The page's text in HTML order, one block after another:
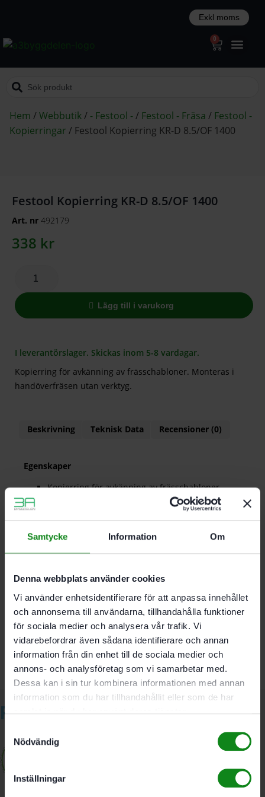
Samtycke Information Om
Denna webbplats använder cookies
Vi använder enhetsidentifierare för att anpassa innehållet
och annonserna till användarna, tillhandahålla funktioner
för sociala medier och analysera vår trafik. Vi
vidarebefordrar även sådana identifierare och annan
information från din enhet till de sociala medier och
annons- och analysföretag som vi samarbetar med.
Dessa kan i sin tur kombinera informationen med annan
information som du har tillhandahållit eller som de har
Nödvändig
Inställningar
0
Hem /Webbutik/ - Festool -/ Festool - Fräsa / Festool -
Kopierringar / Festool Kopierring KR-D 8.5/OF 1400
Festool Kopierring KR-D 8.5/OF 1400
Art. nr 492179
338 kr
Lägg till i varukorg
I leverantörslager. Skickas inom 5-8 vardagar.
Kopierring för avkänning av frässchabloner. Monteras i
handöverfräsen utan verktyg.
Beskrivning Teknisk Data Recensioner (0)
Egenskaper
Kopierring för avkänning av frässchabloner.
Monteras i handöverfräsen utan verktyg.
Det finns inga recensioner än.
Bli först med att recensera ”Festool Kopierring KR-D
8.5/OF 1400”
Du måste varainloggadför att skriva en recension.
Relaterade produkter